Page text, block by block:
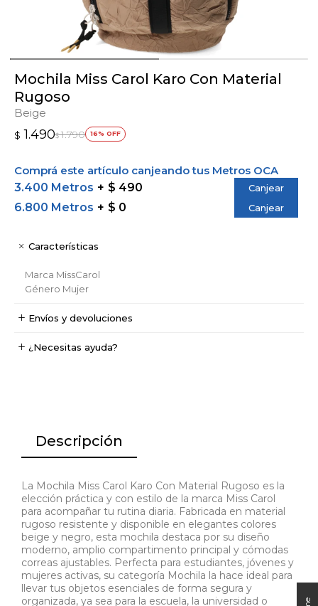
Mochila Miss Carol Karo Con Material
Rugoso
Beige
$ 1.490$ 1.790 16
Comprá este artículo canjeando tus Metros OCA
3.400 Metros
$ 490 Canjear
6.800 Metros $ 0 Canjear
Características
Marca MissCarol
Género Mujer
Envíos y devoluciones
¿Necesitas ayuda?
Descripción
La Mochila Miss Carol Karo Con Material Rugoso es la
elección práctica y con estilo de la marca Miss Carol
para acompañar tu rutina diaria. Fabricada en material
rugoso resistente y disponible en elegantes colores
beige y negro, esta mochila destaca por su diseño
moderno, amplio compartimento principal y cómodas
correas ajustables. Perfecta para estudiantes, jóvenes y
mujeres activas, su categoría Mochila la hace ideal para
llevar tus objetos esenciales de forma segura y
organizada, ya sea para la escuela, la universidad o